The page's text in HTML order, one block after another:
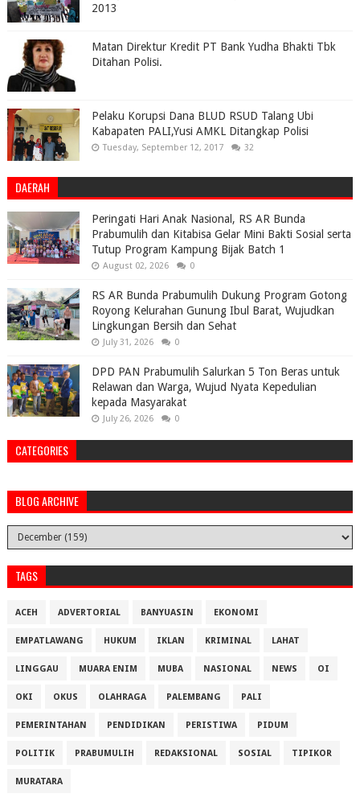
2013
Matan Direktur Kredit PT Bank Yudha Bhakti Tbk
Ditahan Polisi.
Pelaku Korupsi Dana BLUD RSUD Talang Ubi
Kabapaten PALI,Yusi AMKL Ditangkap Polisi
Tuesday, September 12, 2017 32
DAERAH
Peringati Hari Anak Nasional, RS AR Bunda
Prabumulih dan Kitabisa Gelar Mini Bakti Sosial serta
Tutup Program Kampung Bijak Batch 1
August 02, 2026 0
RS AR Bunda Prabumulih Dukung Program Gotong
Royong Kelurahan Gunung Ibul Barat, Wujudkan
Lingkungan Bersih dan Sehat
July 31, 2026 0
DPD PAN Prabumulih Salurkan 5 Ton Beras untuk
Relawan dan Warga, Wujud Nyata Kepedulian
kepada Masyarakat
July 26, 2026 0
CATEGORIES
BLOG ARCHIVE
TAGS
ACEH ADVERTORIAL BANYUASIN EKONOMI
EMPATLAWANG HUKUM IKLAN KRIMINAL LAHAT
LINGGAU MUARA ENIM MUBA NASIONAL NEWS OI
OKI OKUS OLAHRAGA PALEMBANG PALI
PEMERINTAHAN PENDIDIKAN PERISTIWA PIDUM
POLITIK PRABUMULIH REDAKSIONAL SOSIAL TIPIKOR
MURATARA